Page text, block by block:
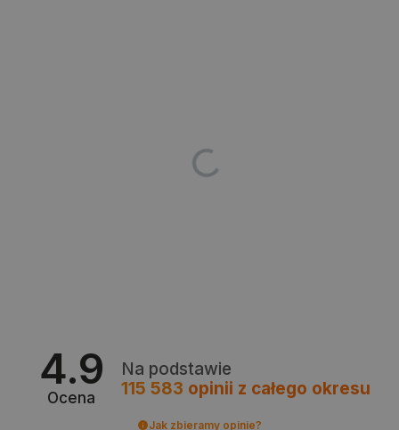
4.9
Ocena
Na podstawie
115 583 opinii z całego okresu
Jak zbieramy opinie?
Polityce prywatności Google